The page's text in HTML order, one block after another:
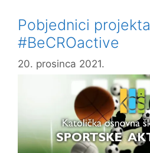
škola
Pobjednici projekta
#BeCROactive
20. prosinca 2021.